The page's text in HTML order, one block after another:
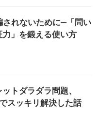
れないために─「問い
」を鍛える使い方
トダラダラ問題、
スッキリ解決した話